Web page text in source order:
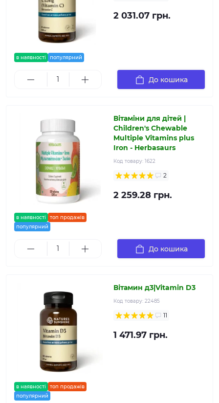
в наявності популярний
2 031.07 грн.
До кошика
в наявності
топ продажів
популярний
Вітаміни для дітей |
Children's Chewable
Multiple Vitamins plus
Iron - Herbasaurs
Код товару: 1622
2
2 259.28 грн.
До кошика
в наявності
топ продажів
популярний
Вітамин д3|Vitamin D3
Код товару: 22485
11
1 471.97 грн.